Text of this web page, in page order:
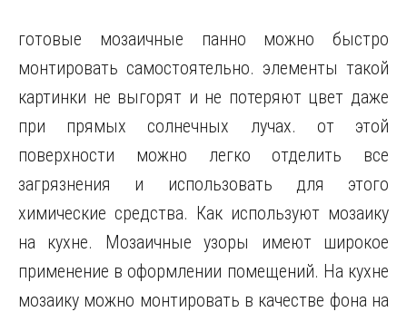
готовые мозаичные панно можно быстро
монтировать самостоятельно. элементы такой
картинки не выгорят и не потеряют цвет даже
при прямых солнечных лучах. от этой
поверхности можно легко отделить все
загрязнения и использовать для этого
химические средства. Как используют мозаику
на кухне. Мозаичные узоры имеют широкое
применение в оформлении помещений. На кухне
мозаику можно монтировать в качестве фона на